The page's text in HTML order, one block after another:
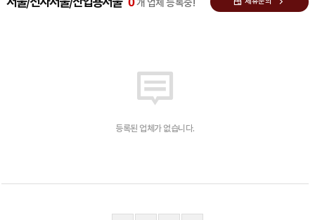
개 업체 등록중!
등록된 업체가 없습니다.